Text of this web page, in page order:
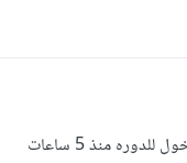
منذ 5 ساعات